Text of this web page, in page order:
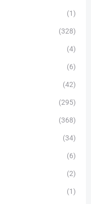
(1)
(328)
(4)
(6)
(42)
(295)
(368)
(34)
(6)
(2)
(1)